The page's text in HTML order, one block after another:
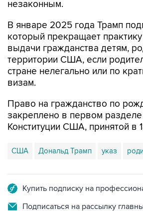
незаконным.
В январе 2025 года Трамп
который прекращает
выдачи гражданства детям,
территории США, если
стране нелегально или по
визам.
Право на гражданство по
закреплено в первом разделе
Конституции США, принятой в
США Дональд Трамп указ
Купить подписку на
Подписаться на рассылку